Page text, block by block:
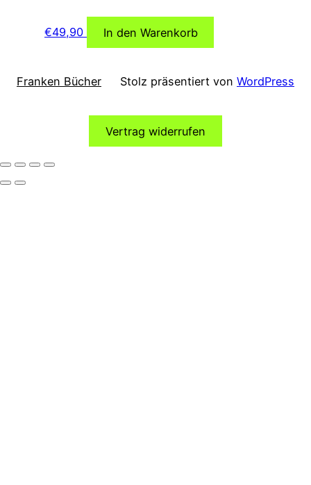
€49,90 In den Warenkorb
Franken Bücher Stolz präsentiert von WordPress
Vertrag widerrufen